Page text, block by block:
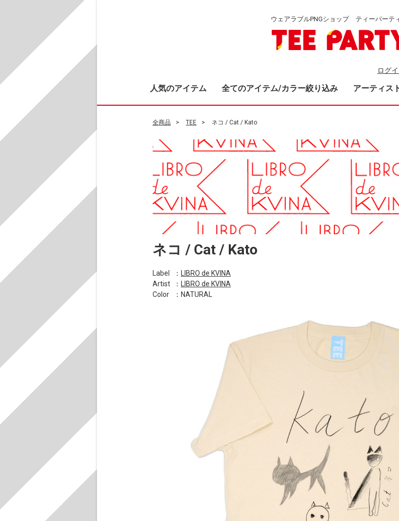
ウェアラブルPNGショップ ティーパーテ
ログ
人気のアイテム 全てのアイテム/カラー絞り込み アーティス
全商品 TEE ネコ / Cat / Kato
ネコ / Cat / Kato
Label ：
LIBRO de KVINA
Artist
：
LIBRO de KVINA
Color
：NATURAL